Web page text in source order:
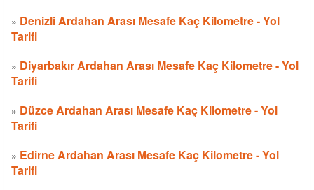
» Denizli Ardahan Arası Mesafe Kaç Kilometre - Yol
Tarifi
» Diyarbakır Ardahan Arası Mesafe Kaç Kilometre - Yol
Tarifi
» Düzce Ardahan Arası Mesafe Kaç Kilometre - Yol
Tarifi
» Edirne Ardahan Arası Mesafe Kaç Kilometre - Yol
Tarifi